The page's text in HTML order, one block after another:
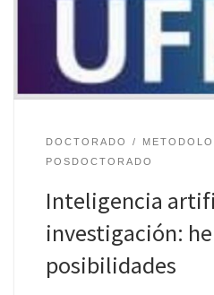
DOCTORADO
POSDOCTORADO
Inteligencia
investigación:
posibilidades